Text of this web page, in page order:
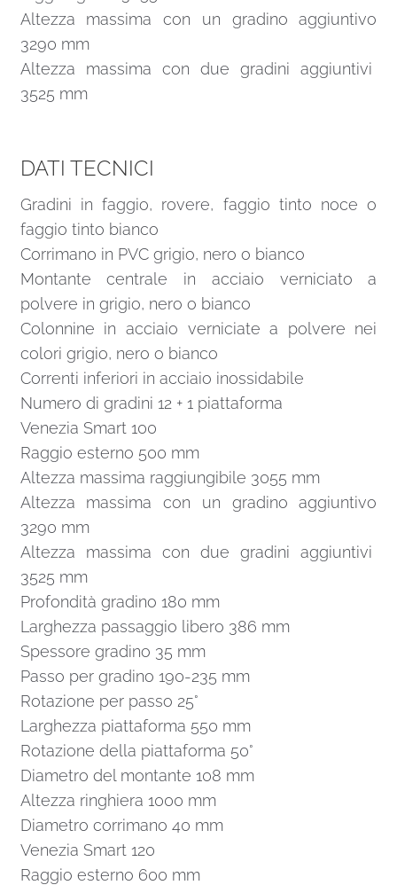
Altezza massima con un gradino aggiuntivo
3290 mm
Altezza massima con due gradini aggiuntivi
3525 mm
DATI TECNICI
Gradini in faggio, rovere, faggio tinto noce o
faggio tinto bianco
Corrimano in PVC grigio, nero o bianco
Montante centrale in acciaio verniciato a
polvere in grigio, nero o bianco
Colonnine in acciaio verniciate a polvere nei
colori grigio, nero o bianco
Correnti inferiori in acciaio inossidabile
Numero di gradini 12 + 1 piattaforma
Venezia Smart 100
Raggio esterno 500 mm
Altezza massima raggiungibile 3055 mm
Altezza massima con un gradino aggiuntivo
3290 mm
Altezza massima con due gradini aggiuntivi
3525 mm
Profondità gradino 180 mm
Larghezza passaggio libero 386 mm
Spessore gradino 35 mm
Passo per gradino 190-235 mm
Rotazione per passo 25°
Larghezza piattaforma 550 mm
Rotazione della piattaforma 50°
Diametro del montante 108 mm
Altezza ringhiera 1000 mm
Diametro corrimano 40 mm
Venezia Smart 120
Raggio esterno 600 mm